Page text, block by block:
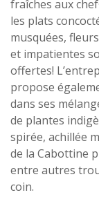
fraîches aux
les plats
musquées,
et impatientes
offertes!
propose
dans ses
de plantes
spirée, achillée
de la Cabottine
entre autres
coin.